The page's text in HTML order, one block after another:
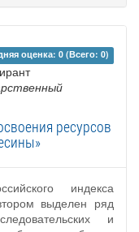
оценка: 0 (Всего: 0)
ресурсов
индекса
выделен ряд
и